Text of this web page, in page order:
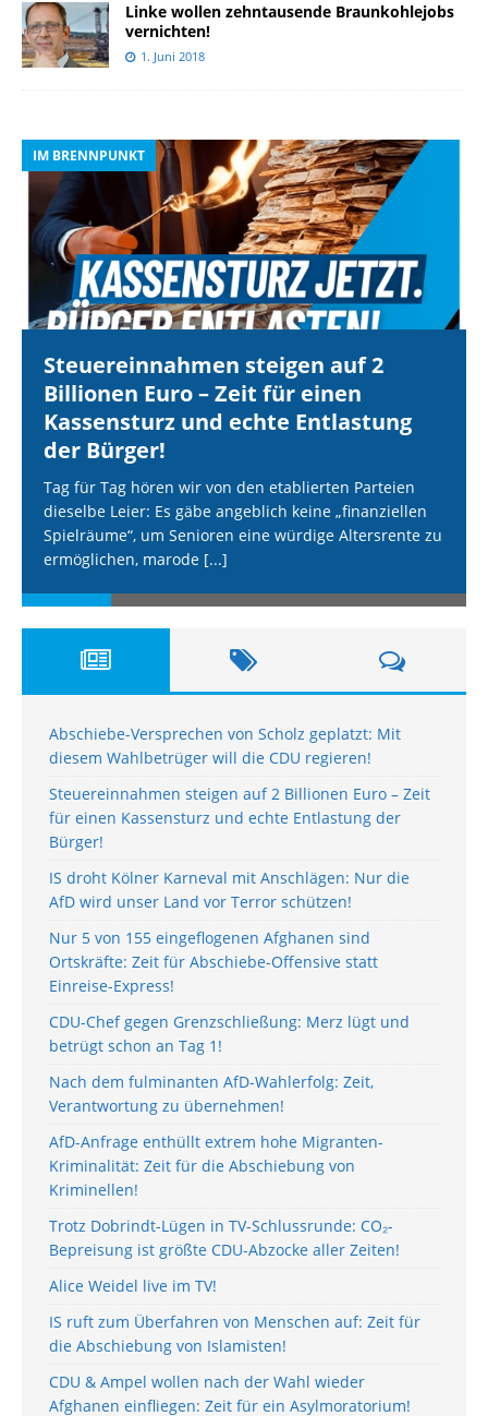
Linke wollen zehntausende Braunkohlejobs
vernichten!
1. Juni 2018
IM BRENNPUNKT
Steuereinnahmen steigen auf 2
Billionen Euro – Zeit für einen
Kassensturz und echte Entlastung
der Bürger!
Tag für Tag hören wir von den etablierten Parteien
dieselbe Leier: Es gäbe angeblich keine „finanziellen
Spielräume“, um Senioren eine würdige Altersrente zu
ermöglichen, marode [...]
Abschiebe-Versprechen von Scholz geplatzt: Mit
diesem Wahlbetrüger will die CDU regieren!
Steuereinnahmen steigen auf 2 Billionen Euro – Zeit
für einen Kassensturz und echte Entlastung der
Bürger!
IS droht Kölner Karneval mit Anschlägen: Nur die
AfD wird unser Land vor Terror schützen!
Nur 5 von 155 eingeflogenen Afghanen sind
Ortskräfte: Zeit für Abschiebe-Offensive statt
Einreise-Express!
CDU-Chef gegen Grenzschließung: Merz lügt und
betrügt schon an Tag 1!
Nach dem fulminanten AfD-Wahlerfolg: Zeit,
Verantwortung zu übernehmen!
AfD-Anfrage enthüllt extrem hohe Migranten-
Kriminalität: Zeit für die Abschiebung von
Kriminellen!
Trotz Dobrindt-Lügen in TV-Schlussrunde: CO₂-
Bepreisung ist größte CDU-Abzocke aller Zeiten!
Alice Weidel live im TV!
IS ruft zum Überfahren von Menschen auf: Zeit für
die Abschiebung von Islamisten!
CDU & Ampel wollen nach der Wahl wieder
Afghanen einfliegen: Zeit für ein Asylmoratorium!